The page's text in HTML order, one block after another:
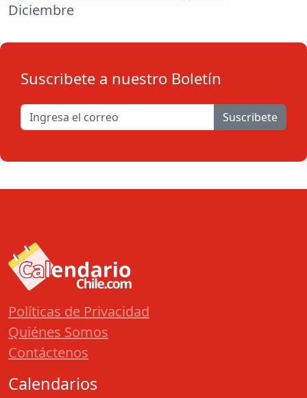
Diciembre
Suscribete a nuestro Boletín
Suscribete
Políticas de Privacidad
Quiénes Somos
Contáctenos
Calendarios